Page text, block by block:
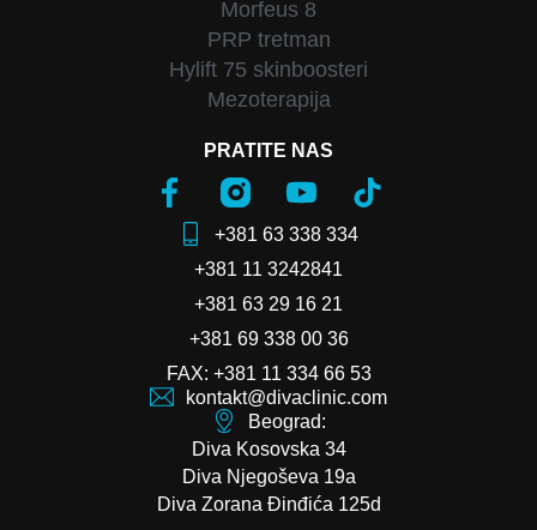
Morfeus 8
PRP tretman
Hylift 75 skinboosteri
Mezoterapija
PRATITE NAS
+381 63 338 334
+381 11 3242841
+381 63 29 16 21
+381 69 338 00 36
FAX: +381 11 334 66 53
kontakt@divaclinic.com
Beograd:
Diva Kosovska 34
Diva Njegoševa 19a
Diva Zorana Đinđića 125d